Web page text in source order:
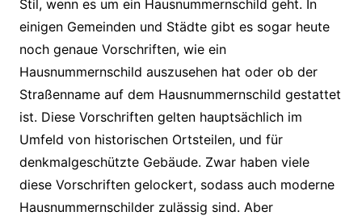
Stil, wenn es um ein Hausnummernschild geht. In
einigen Gemeinden und Städte gibt es sogar heute
noch genaue Vorschriften, wie ein
Hausnummernschild auszusehen hat oder ob der
Straßenname auf dem Hausnummernschild gestattet
ist. Diese Vorschriften gelten hauptsächlich im
Umfeld von historischen Ortsteilen, und für
denkmalgeschützte Gebäude. Zwar haben viele
diese Vorschriften gelockert, sodass auch moderne
Hausnummernschilder zulässig sind. Aber